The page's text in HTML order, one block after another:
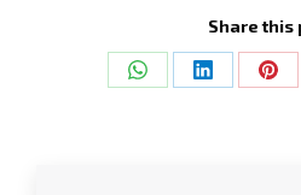
Share this
Share
Share